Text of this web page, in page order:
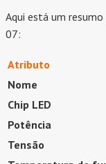
Aqui está um
07:
Atributo
Nome
Chip LED
Potência
Tensão